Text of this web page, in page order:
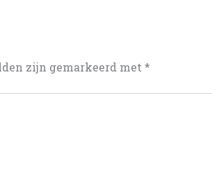
zijn gemarkeerd met*